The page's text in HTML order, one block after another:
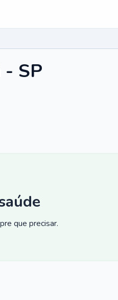
SP
que precisar.